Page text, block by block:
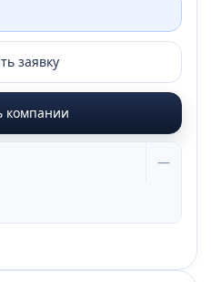
заявку
компании
—